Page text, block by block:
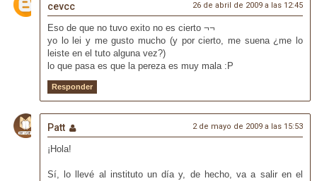
cevcc 26 de abril de 2009 a las 12:45
Eso de que no tuvo exito no es cierto ¬¬
yo lo lei y me gusto mucho (y por cierto, me suena ¿me lo
leiste en el tuto alguna vez?)
lo que pasa es que la pereza es muy mala :P
Responder
Patt 2 de mayo de 2009 a las 15:53
¡Hola!
Sí, lo llevé al instituto un día y, de hecho, va a salir en el